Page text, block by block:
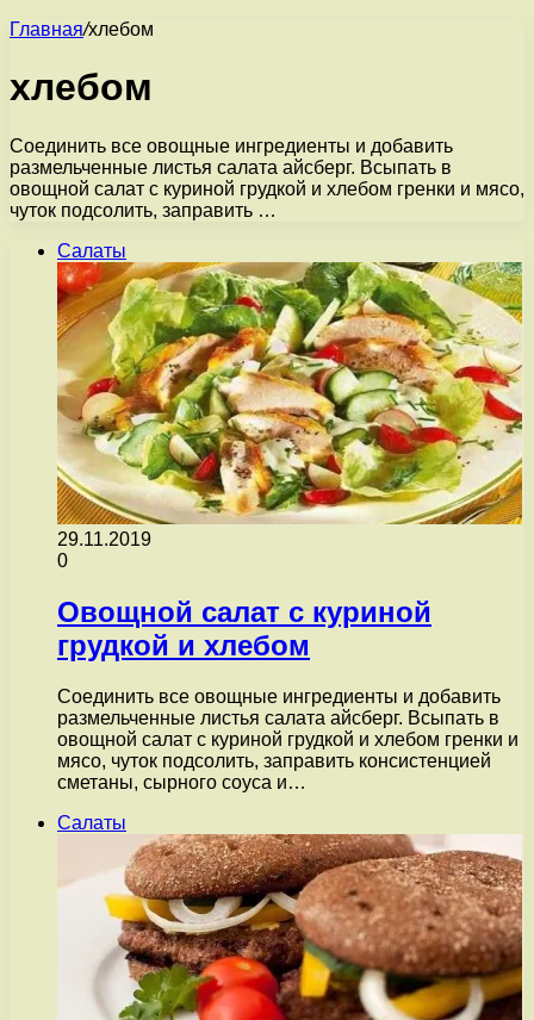
Главная/хлебом
хлебом
Соединить все овощные ингредиенты и добавить
размельченные листья салата айсберг. Всыпать в
овощной салат с куриной грудкой и хлебом гренки и мясо,
чуток подсолить, заправить …
Салаты
29.11.2019
0
Овощной салат с куриной
грудкой и хлебом
Соединить все овощные ингредиенты и добавить
размельченные листья салата айсберг. Всыпать в
овощной салат с куриной грудкой и хлебом гренки и
мясо, чуток подсолить, заправить консистенцией
сметаны, сырного соуса и…
Салаты